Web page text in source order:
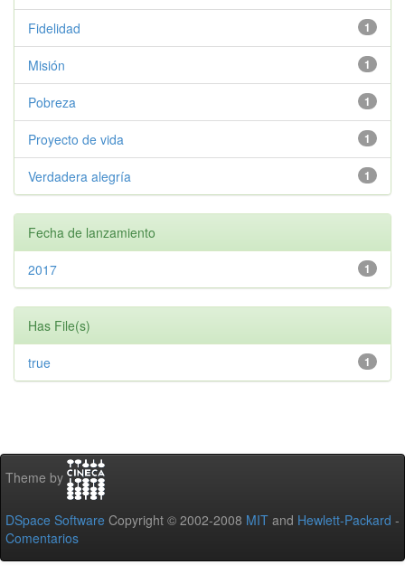
1
Fidelidad
1
Misión
1
Pobreza
1
Proyecto de vida
1
Verdadera alegría
Fecha de lanzamiento
1
2017
Has File(s)
1
true
Theme by
DSpace Software Copyright © 2002-2008 MIT and Hewlett-Packard -
Comentarios